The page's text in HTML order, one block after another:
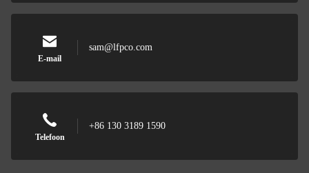
E-mail
sam@lfpco.com
Telefoon
+86 130 3189 1590